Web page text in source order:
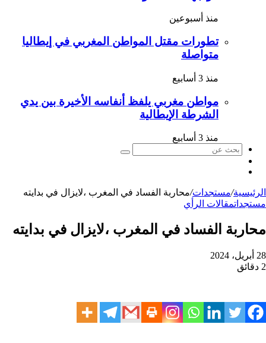
منذ أسبوعين
تطورات مقتل المواطن المغربي في إيطاليا
متواصلة
منذ 3 أسابيع
مواطن مغربي يلفظ أنفاسه الأخيرة بين يدي
الشرطة الإيطالية
منذ 3 أسابيع
بحث
الرئيسية/مستجدات/محاربة الفساد في المغرب ،لايزال في بدايته
مستجداتمقالات الرأي
محاربة الفساد في المغرب ،لايزال في بدايته
28 أبريل، 2024
2 دقائق